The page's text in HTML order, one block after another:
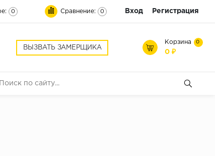
0 Сравнение: 0 Вход Регистрация
ВЫЗВАТЬ ЗАМЕРЩИКА
Корзина 0
0 ₽